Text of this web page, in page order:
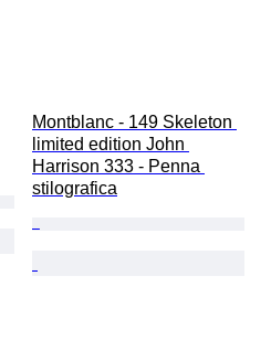
Montblanc - 149 Skeleton
limited edition John
Harrison 333 - Penna
stilografica